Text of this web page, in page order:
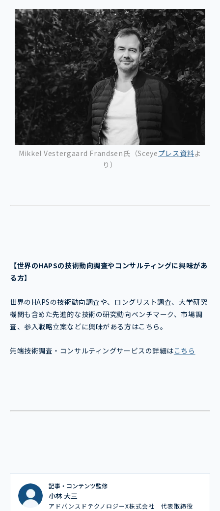
Mikkel Vestergaard Frandsen 氏（Sceyeプレス資料よ
り）
【世界のHAPSの技術動向調査やコンサルティングに興味があ
る方】
世界のHAPSの技術動向調査や、ロングリスト調査、大学研究
機関も含めた先進的な技術の研究動向ベンチマーク、市場調
査、参入戦略立案などに興味がある方はこちら。
先端技術調査・コンサルティングサービスの詳細はこちら
記事・コンテンツ監修
小林 大三
アドバンスドテクノロジーX株式会社 代表取締役